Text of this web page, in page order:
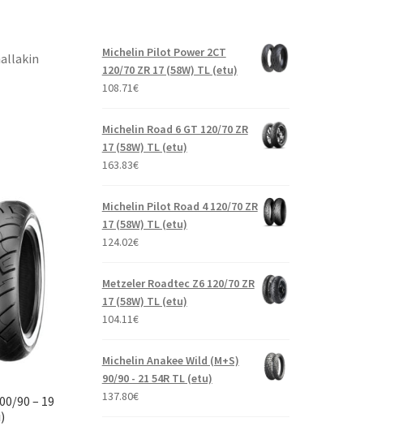
90 – 19
Michelin Pilot Power 2CT
120/70 ZR 17 (58W) TL (etu)
108.71€
Michelin Road 6 GT 120/70 ZR
17 (58W) TL (etu)
163.83€
Michelin Pilot Road 4 120/70 ZR
17 (58W) TL (etu)
124.02€
Metzeler Roadtec Z6 120/70 ZR
17 (58W) TL (etu)
104.11€
Michelin Anakee Wild (M+S)
90/90 - 21 54R TL (etu)
137.80€